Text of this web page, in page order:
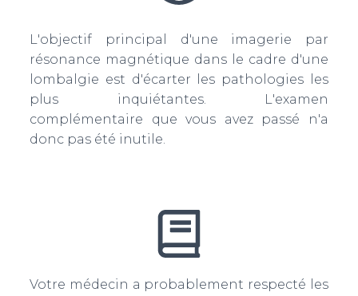
L'objectif principal d'une imagerie par
résonance magnétique dans le cadre d'une
lombalgie est d'écarter les pathologies les
plus inquiétantes. L'examen
complémentaire que vous avez passé n'a
donc pas été inutile.
Votre médecin a probablement respecté les